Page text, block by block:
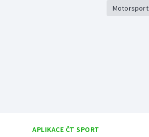
Motorsport
APLIKACE ČT SPORT